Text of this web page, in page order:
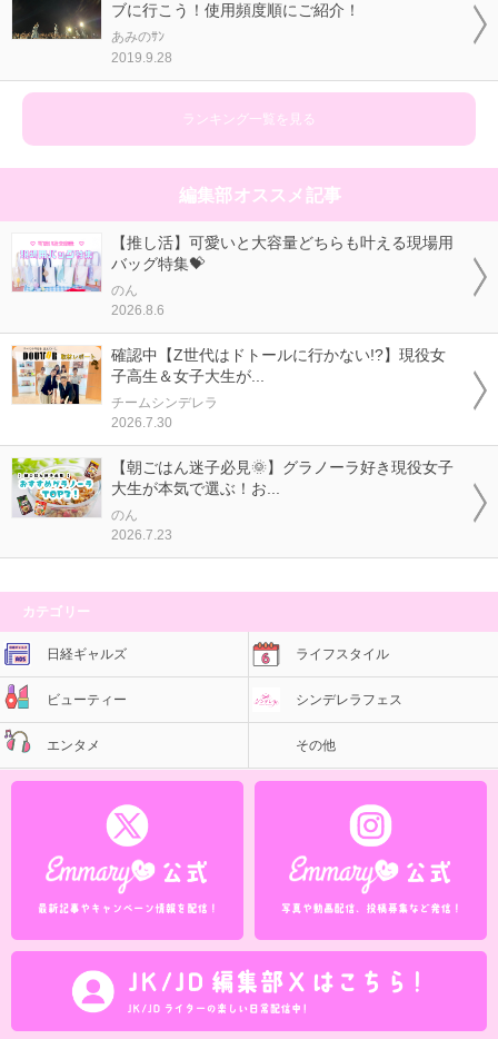
ブに行こう！使用頻度順にご紹介！
あみのｻﾝ
2019.9.28
ランキング一覧を見る
編集部オススメ記事
【推し活】可愛いと大容量どちらも叶える現場用
バッグ特集💝
のん
2026.8.6
確認中【Z世代はドトールに行かない!?】現役女
子高生＆女子大生が...
チームシンデレラ
2026.7.30
【朝ごはん迷子必見🌞】グラノーラ好き現役女子
大生が本気で選ぶ！お...
のん
2026.7.23
カテゴリー
日経ギャルズ ライフスタイル
ビューティー シンデレラフェス
エンタメ その他